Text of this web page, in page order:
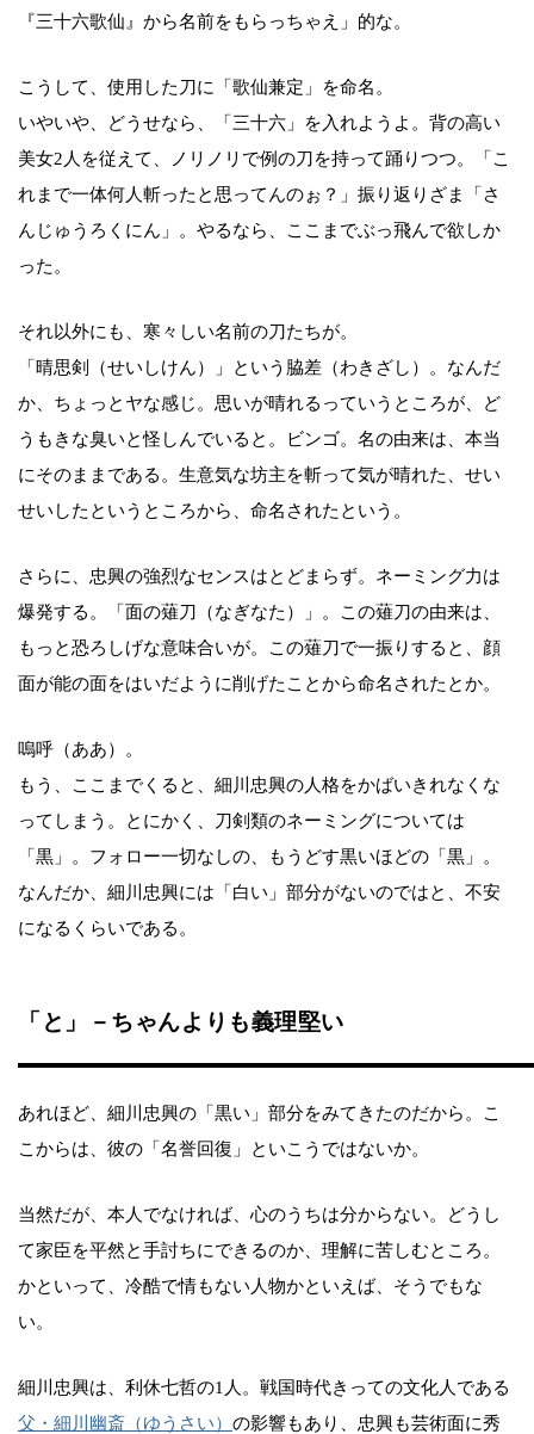
『三十六歌仙』から名前をもらっちゃえ」的な。
こうして、使用した刀に「歌仙兼定」を命名。
いやいや、どうせなら、「三十六」を入れようよ。背の高い
美女2人を従えて、ノリノリで例の刀を持って踊りつつ。「こ
れまで一体何人斬ったと思ってんのぉ？」振り返りざま「さ
んじゅうろくにん」。やるなら、ここまでぶっ飛んで欲しか
った。
それ以外にも、寒々しい名前の刀たちが。
「晴思剣（せいしけん）」という脇差（わきざし）。なんだ
か、ちょっとヤな感じ。思いが晴れるっていうところが、ど
うもきな臭いと怪しんでいると。ビンゴ。名の由来は、本当
にそのままである。生意気な坊主を斬って気が晴れた、せい
せいしたというところから、命名されたという。
さらに、忠興の強烈なセンスはとどまらず。ネーミング力は
爆発する。「面の薙刀（なぎなた）」。この薙刀の由来は、
もっと恐ろしげな意味合いが。この薙刀で一振りすると、顔
面が能の面をはいだように削げたことから命名されたとか。
嗚呼（ああ）。
もう、ここまでくると、細川忠興の人格をかばいきれなくな
ってしまう。とにかく、刀剣類のネーミングについては
「黒」。フォロー一切なしの、もうどす黒いほどの「黒」。
なんだか、細川忠興には「白い」部分がないのではと、不安
になるくらいである。
「と」－ちゃんよりも義理堅い
あれほど、細川忠興の「黒い」部分をみてきたのだから。こ
こからは、彼の「名誉回復」といこうではないか。
当然だが、本人でなければ、心のうちは分からない。どうし
て家臣を平然と手討ちにできるのか、理解に苦しむところ。
かといって、冷酷で情もない人物かといえば、そうでもな
い。
細川忠興は、利休七哲の1人。戦国時代きっての文化人である
父・細川幽斎（ゆうさい） の影響もあり、忠興も芸術面に秀